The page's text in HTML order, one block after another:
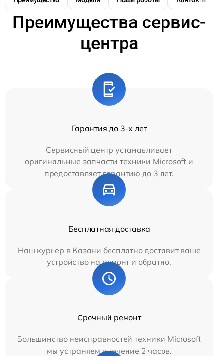
Преимущества сервис-
центра
Гарантия до 3-х лет
Сервисный центр устанавливает
оригинальные запчасти техники Microsoft и
предоставляет гарантию до 3 лет.
Бесплатная доставка
Наш курьер в Казани бесплатно доставит ваше
устройство на ремонт и обратно.
Срочный ремонт
Большинство неисправностей техники Microsoft
мы устраняем в течение 2 часов.